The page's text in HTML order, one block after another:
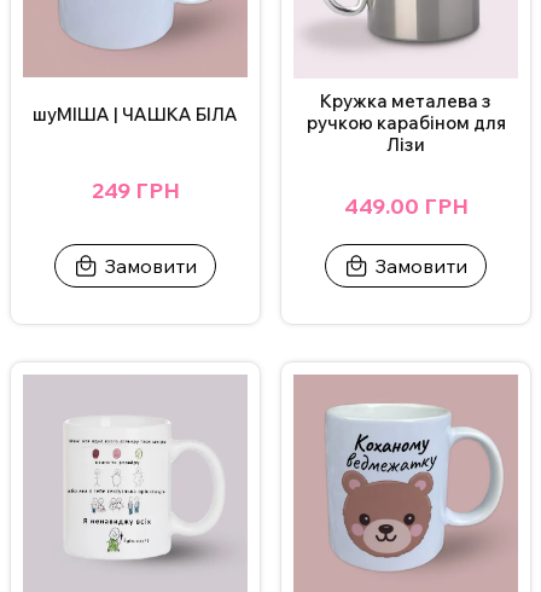
шуМІША | ЧАШКА БІЛА
249 ГРН
Замовити
Кружка металева з
ручкою карабіном для
Лізи
449.00 ГРН
Замовити